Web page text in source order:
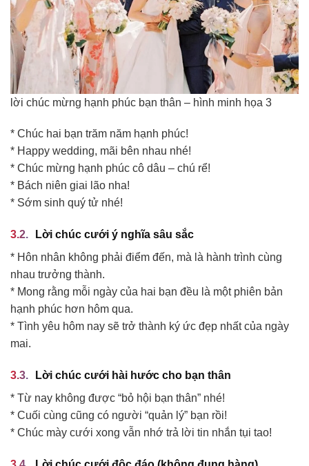
lời chúc mừng hạnh phúc bạn thân – hình minh họa 3
* Chúc hai bạn trăm năm hạnh phúc!
* Happy wedding, mãi bên nhau nhé!
* Chúc mừng hạnh phúc cô dâu – chú rể!
* Bách niên giai lão nha!
* Sớm sinh quý tử nhé!
Lời chúc cưới ý nghĩa sâu sắc
* Hôn nhân không phải điểm đến, mà là hành trình cùng
nhau trưởng thành.
* Mong rằng mỗi ngày của hai bạn đều là một phiên bản
hạnh phúc hơn hôm qua.
* Tình yêu hôm nay sẽ trở thành ký ức đẹp nhất của ngày
mai.
Lời chúc cưới hài hước cho bạn thân
* Từ nay không được “bỏ hội bạn thân” nhé!
* Cuối cùng cũng có người “quản lý” bạn rồi!
* Chúc mày cưới xong vẫn nhớ trả lời tin nhắn tụi tao!